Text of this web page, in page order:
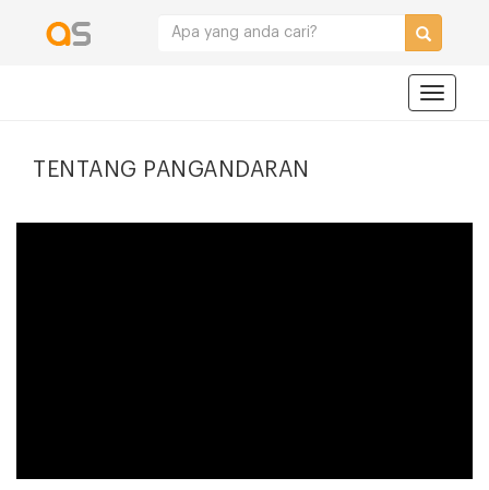
TENTANG PANGANDARAN